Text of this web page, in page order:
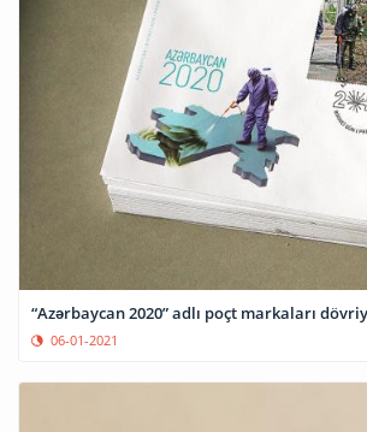
“Azərbaycan 2020” adlı poçt markaları
06-01-2021